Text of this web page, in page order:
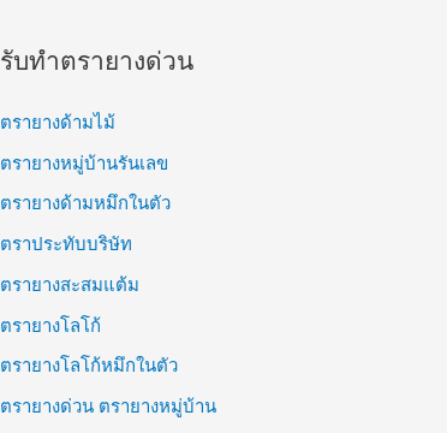
รับทำตรายางด่วน
ตรายางด้ามไม้
ตรายางหมู่บ้านรันเลข
ตรายางด้ามหมึกในตัว
ตราประทับบริษัท
ตรายางสะสมแต้ม
ตรายางโลโก้
ตรายางโลโก้หมึกในตัว
ตรายางด่วน ตรายางหมู่บ้าน